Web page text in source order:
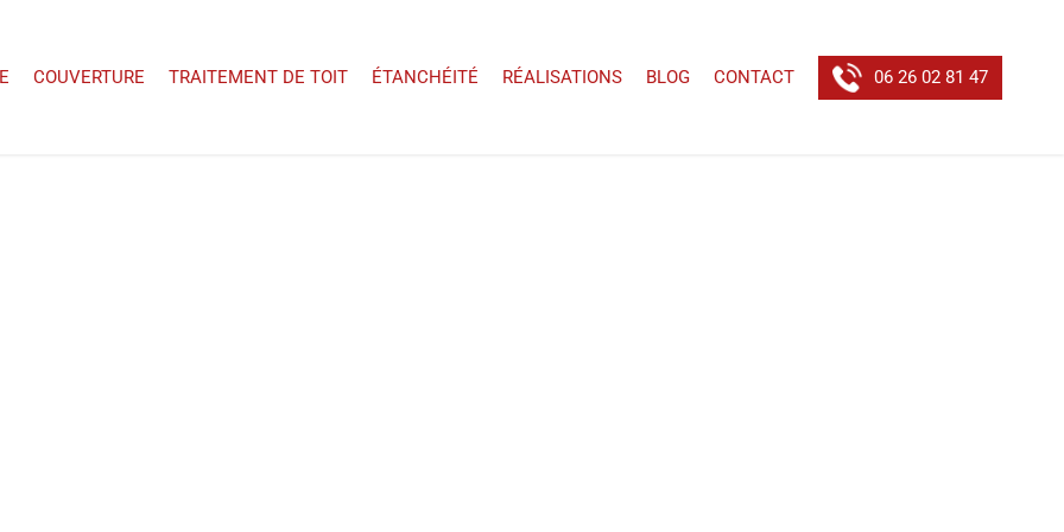
COUVERTURE TRAITEMENT DE TOIT ÉTANCHÉITÉ RÉALISATIONS BLOG CONTACT 06 26 02 81 47